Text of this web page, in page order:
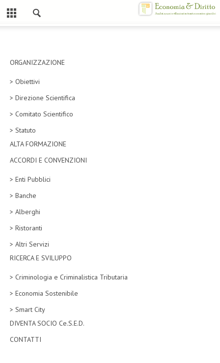
CHI SIAMO
MISSION
CONTATTI
ATTO COSTITUTIVO E STATUTO
ORGANIZZAZIONE
OBIETTIVI
DIREZIONE SCIENTIFICA
ALTA FORMAZIONE
LA RIVISTA
ORGANIZZAZIONE
> Obiettivi
> Direzione Scientifica
> Comitato Scientifico
> Statuto
ALTA FORMAZIONE
ACCORDI E CONVENZIONI
> Enti Pubblici
> Banche
> Alberghi
> Ristoranti
> Altri Servizi
RICERCA E SVILUPPO
> Criminologia e Criminalistica Tributaria
> Economia Sostenibile
> Smart City
DIVENTA SOCIO Ce.S.E.D.
CONTATTI